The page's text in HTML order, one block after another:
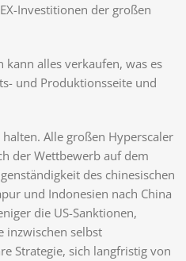
Investitionen der großen
kann alles verkaufen, was es
und Produktionsseite und
Alle großen Hyperscaler
der Wettbewerb auf dem
des chinesischen
und Indonesien nach China
die US-Sanktionen,
inzwischen selbst
Strategie, sich langfristig von